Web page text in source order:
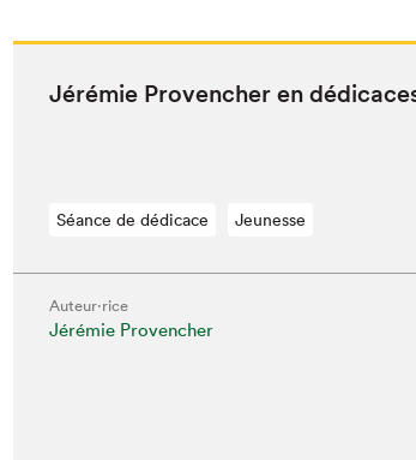
Jérémie Provencher en
Séance de dédicace Jeunesse
Auteur·rice
Jérémie Provencher